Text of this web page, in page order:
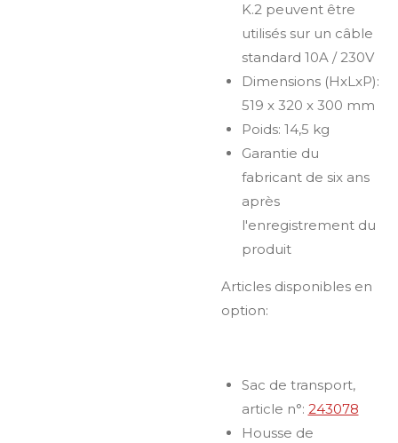
K.2 peuvent être
utilisés sur un câble
standard 10A / 230V
Dimensions (HxLxP):
519 x 320 x 300 mm
Poids: 14,5 kg
Garantie du
fabricant de six ans
après
l'enregistrement du
produit
Articles disponibles en
option:
Sac de transport,
article n°: 243078
Housse de